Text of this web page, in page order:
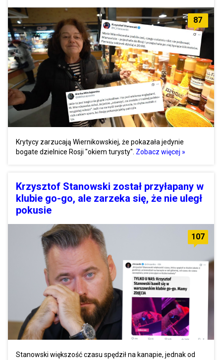
87
Krytycy zarzucają Wiernikowskiej, że pokazała jedynie
bogate dzielnice Rosji "okiem turysty". Zobacz więcej »
Krzysztof Stanowski został przyłapany w
klubie go-go, ale zarzeka się, że nie uległ
pokusie
107
Stanowski większość czasu spędził na kanapie, jednak od